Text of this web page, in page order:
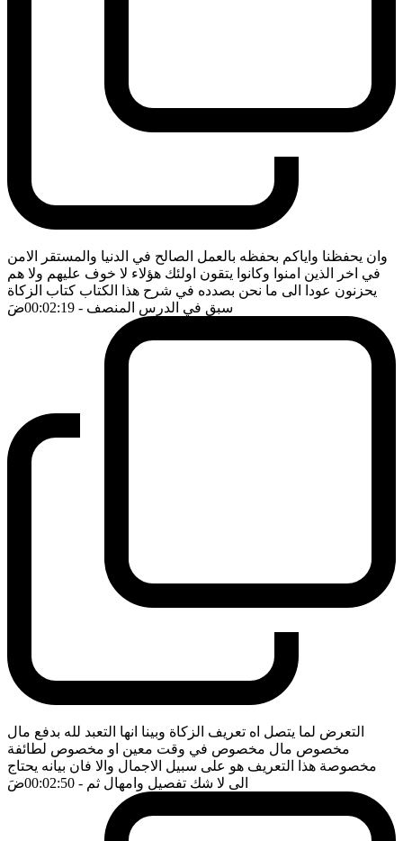
وان يحفظنا واياكم بحفظه بالعمل الصالح في الدنيا والمستقر الامن
في اخر الذين امنوا وكانوا يتقون اولئك هؤلاء لا خوف عليهم ولا هم
يحزنون عودا الى ما نحن بصدده في شرح هذا الكتاب كتاب الزكاة
سبق في الدرس المنصف - 00:02:19 ضَ
التعرض لما يتصل اه تعريف الزكاة وبينا انها التعبد لله بدفع مال
مخصوص مال مخصوص في وقت معين او مخصوص لطائفة
مخصوصة هذا التعريف هو على سبيل الاجمال والا فان بيانه يحتاج
الى لا شك تفصيل وامهال ثم - 00:02:50 ضَ